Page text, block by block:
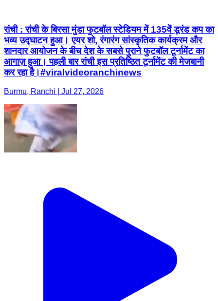
रांची : रांची के बिरसा मुंडा फुटबॉल स्टेडियम में 135वें डूरंड कप का
भव्य उद्घाटन हुआ। एयर शो, रंगारंग सांस्कृतिक कार्यक्रम और
शानदार आयोजन के बीच देश के सबसे पुराने फुटबॉल टूर्नामेंट का
आगाज़ हुआ। पहली बार रांची इस प्रतिष्ठित टूर्नामेंट की मेजबानी
कर रहा है।#viralvideoranchinews
Burmu, Ranchi | Jul 27, 2026